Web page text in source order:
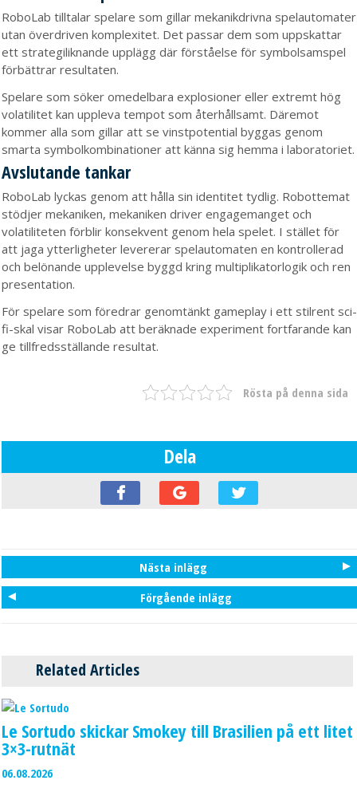
RoboLab tilltalar spelare som gillar mekanikdrivna spelautomater
utan överdriven komplexitet. Det passar dem som uppskattar
ett strategiliknande upplägg där förståelse för symbolsamspel
förbättrar resultaten.
Spelare som söker omedelbara explosioner eller extremt hög
volatilitet kan uppleva tempot som återhållsamt. Däremot
kommer alla som gillar att se vinstpotential byggas genom
smarta symbolkombinationer att känna sig hemma i laboratoriet.
Avslutande tankar
RoboLab lyckas genom att hålla sin identitet tydlig. Robottemat
stödjer mekaniken, mekaniken driver engagemanget och
volatiliteten förblir konsekvent genom hela spelet. I stället för
att jaga ytterligheter levererar spelautomaten en kontrollerad
och belönande upplevelse byggd kring multiplikatorlogik och ren
presentation.
För spelare som föredrar genomtänkt gameplay i ett stilrent sci-
fi-skal visar RoboLab att beräknade experiment fortfarande kan
ge tillfredsställande resultat.
Rösta på denna sida
Dela
Nästa inlägg
Förgående inlägg
Related Articles
Le Sortudo skickar Smokey till Brasilien på ett litet
3×3-rutnät
06.08.2026